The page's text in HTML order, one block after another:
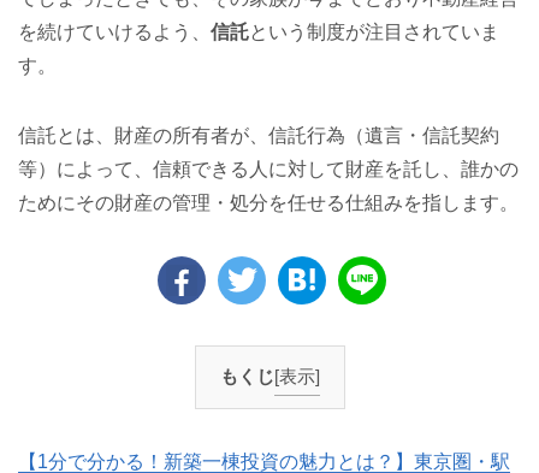
を続けていけるよう、 信託という制度が注目されていま
す。
信託とは、財産の所有者が、信託行為（遺言・信託契約
等）によって、信頼できる人に対して財産を託し、誰かの
ためにその財産の管理・処分を任せる仕組みを指します。
もくじ[表示]
【1分で分かる！新築一棟投資の魅力とは？】東京圏・駅